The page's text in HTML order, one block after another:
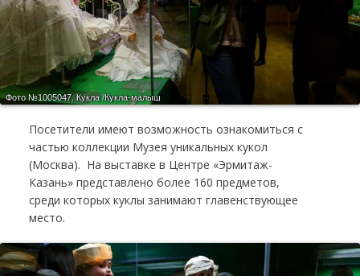
Фото №1005047.Кукла /Кукла-малыш
Посетители имеют возможность ознакомиться с
частью коллекции Музея уникальных кукол
(Москва). На выставке в Центре «Эрмитаж-
Казань» представлено более 160 предметов,
среди которых куклы занимают главенствующее
место.